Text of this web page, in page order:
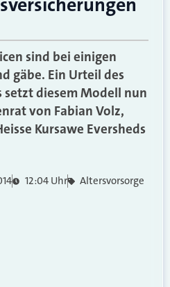
bei einigen
gäbe. Ein Urteil des
setzt diesem Modell nun
von Fabian Volz,
Kursawe Eversheds
12:04 Uhr Altersvorsorge